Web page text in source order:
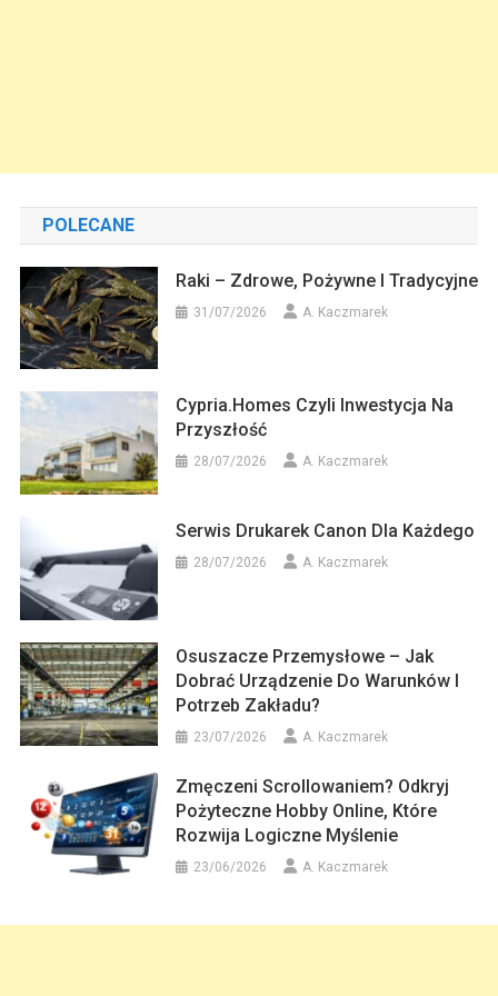
POLECANE
Raki – Zdrowe, Pożywne I Tradycyjne
31/07/2026 A. Kaczmarek
Cypria.homes Czyli Inwestycja Na
Przyszłość
28/07/2026 A. Kaczmarek
Serwis Drukarek Canon Dla Każdego
28/07/2026 A. Kaczmarek
Osuszacze Przemysłowe – Jak
Dobrać Urządzenie Do Warunków I
Potrzeb Zakładu?
23/07/2026 A. Kaczmarek
Zmęczeni Scrollowaniem? Odkryj
Pożyteczne Hobby Online, Które
Rozwija Logiczne Myślenie
23/06/2026 A. Kaczmarek